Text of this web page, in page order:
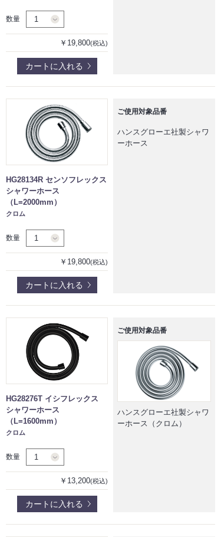
数量
￥19,800(税込)
カートに入れる
HG28134R センソフレックス
シャワーホース
（L=2000mm）
クロム
数量
￥19,800(税込)
カートに入れる
ご使用対象品番
ハンスグローエ社製シャワ
ーホース
HG28276T イシフレックス
シャワーホース
（L=1600mm）
クロム
数量
￥13,200(税込)
カートに入れる
ご使用対象品番
ハンスグローエ社製シャワ
ーホース（クロム）